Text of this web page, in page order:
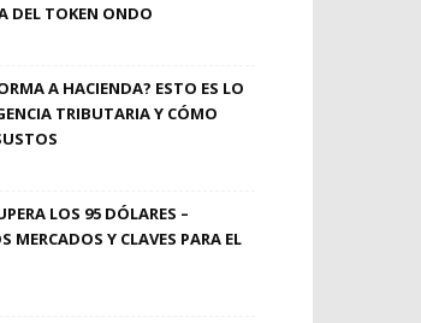
DEL TOKEN ONDO
A HACIENDA? ESTO ES LO
TRIBUTARIA Y CÓMO
LOS 95 DÓLARES –
MERCADOS Y CLAVES PARA EL